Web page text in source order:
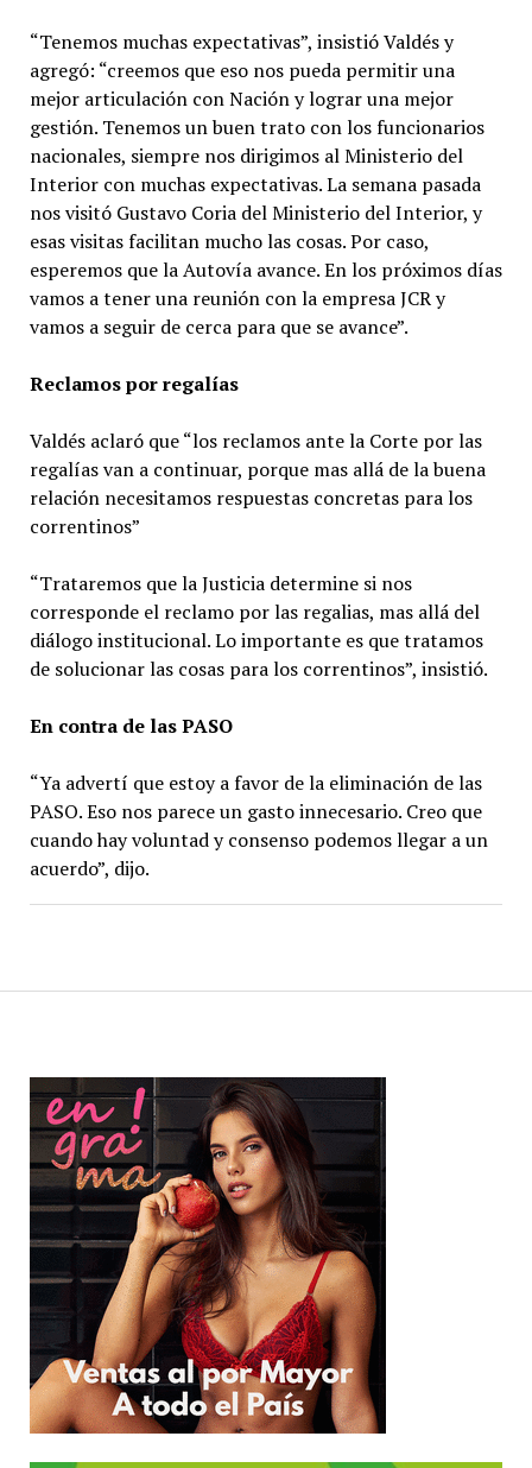
“Tenemos muchas expectativas”, insistió Valdés y
agregó: “creemos que eso nos pueda permitir una
mejor articulación con Nación y lograr una mejor
gestión. Tenemos un buen trato con los funcionarios
nacionales, siempre nos dirigimos al Ministerio del
Interior con muchas expectativas. La semana pasada
nos visitó Gustavo Coria del Ministerio del Interior, y
esas visitas facilitan mucho las cosas. Por caso,
esperemos que la Autovía avance. En los próximos días
vamos a tener una reunión con la empresa JCR y
vamos a seguir de cerca para que se avance”.
Reclamos por regalías
Valdés aclaró que “los reclamos ante la Corte por las
regalías van a continuar, porque mas allá de la buena
relación necesitamos respuestas concretas para los
correntinos”
“Trataremos que la Justicia determine si nos
corresponde el reclamo por las regalias, mas allá del
diálogo institucional. Lo importante es que tratamos
de solucionar las cosas para los correntinos”, insistió.
En contra de las PASO
“Ya advertí que estoy a favor de la eliminación de las
PASO. Eso nos parece un gasto innecesario. Creo que
cuando hay voluntad y consenso podemos llegar a un
acuerdo”, dijo.